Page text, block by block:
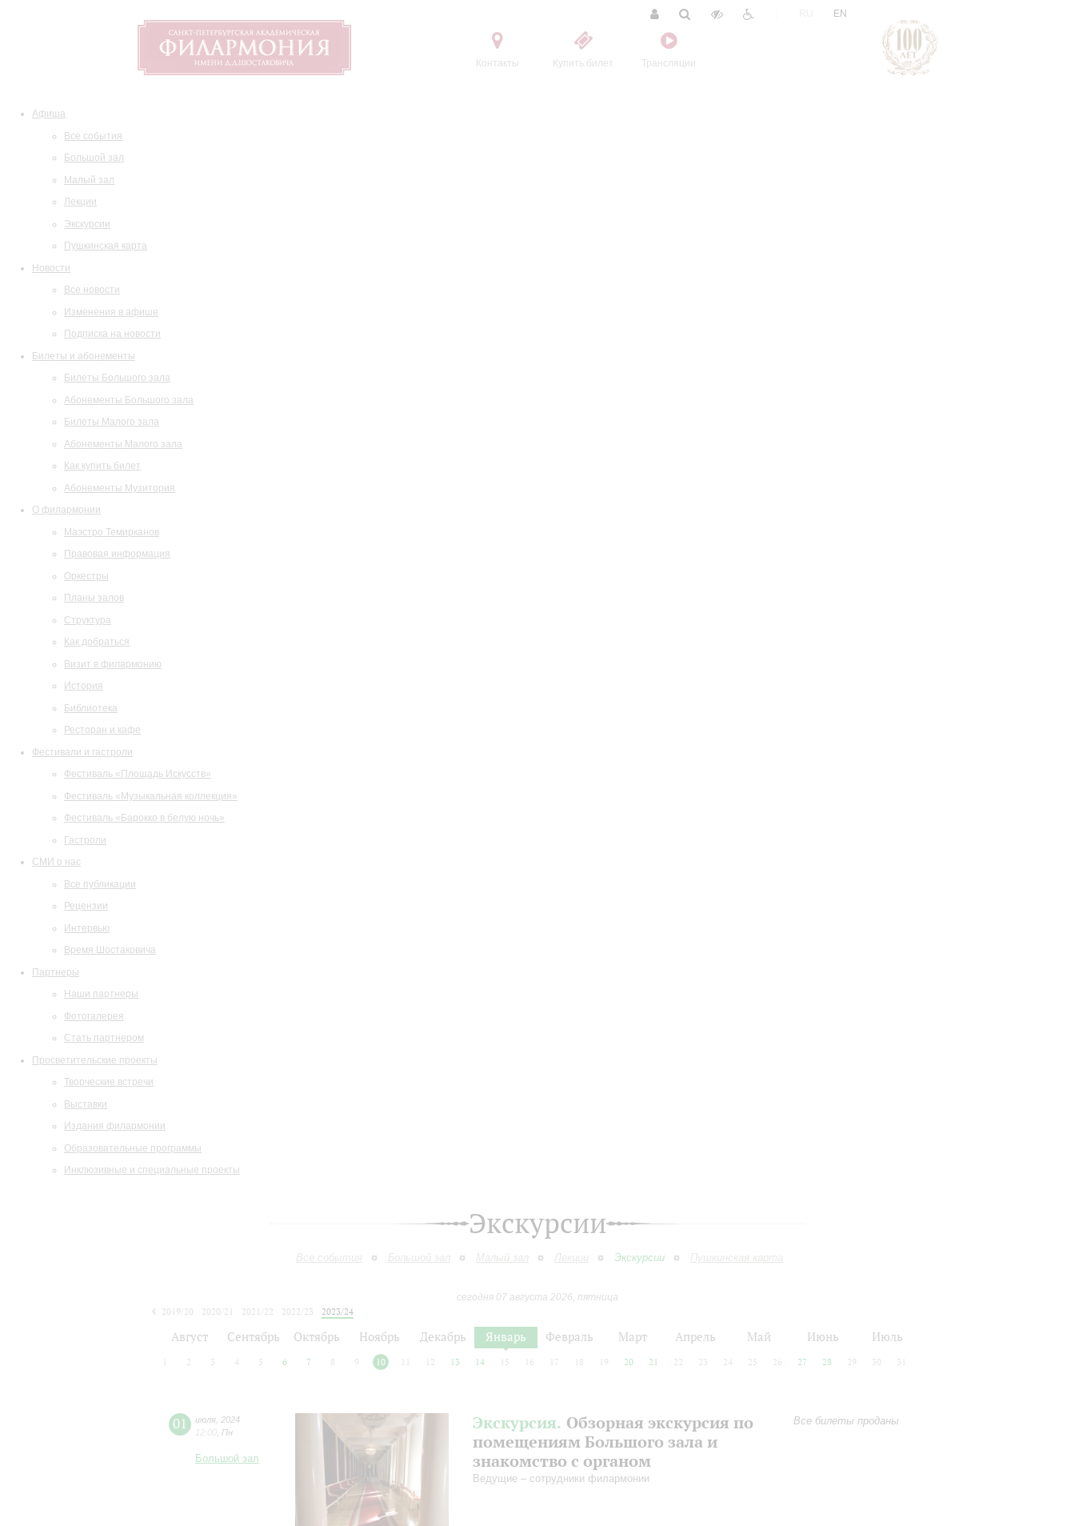
Контакты Купить билет Трансляции
EN
Афиша
Все события
Большой зал
Малый зал
Лекции
Экскурсии
Пушкинская карта
Новости
Все новости
Изменения в афише
Подписка на новости
Билеты и абонементы
Билеты Большого зала
Абонементы Большого зала
Билеты Малого зала
Абонементы Малого зала
Как купить билет
Абонементы Музитория
О филармонии
Маэстро Темирканов
Правовая информация
Оркестры
Планы залов
Структура
Как добраться
Визит в филармонию
История
Библиотека
Ресторан и кафе
Фестивали и гастроли
Фестиваль «Площадь Искусств»
Фестиваль «Музыкальная коллекция»
Фестиваль «Барокко в белую ночь»
Гастроли
СМИ о нас
Все публикации
Рецензии
Интервью
Время Шостаковича
Партнеры
Наши партнеры
Фотогалерея
Стать партнером
Просветительские проекты
Творческие встречи
Выставки
Издания филармонии
Образовательные программы
Инклюзивные и специальные проекты
Экскурсии
Все события Большой зал Малый зал Лекции Экскурсии Пушкинская карта
сегодня 07 августа 2026, пятница
2019/20
2020/21 2021/22 2022/23
2023/24
Август Сентябрь Октябрь Ноябрь Декабрь Январь Февраль Март Апрель Май Июнь Июль
2 3 4 5 6 7 8 9 10 12 13 14 15 16 17 18 19 20 21 22 23 24 25 26 27 28 29 30 31
01 июля 2024
12:00 Пн
Большой зал
Экскурсия. Обзорная экскурсия по
помещениям Большого зала и
знакомство с органом
Ведущие – сотрудники филармонии
Все билеты проданы